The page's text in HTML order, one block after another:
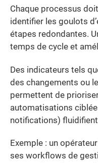
Chaque processus
identifier les goulots
étapes redondantes.
temps de cycle et
Des indicateurs tels
des changements ou
permettent de
automatisations
notifications)
Exemple : un
ses workflows de